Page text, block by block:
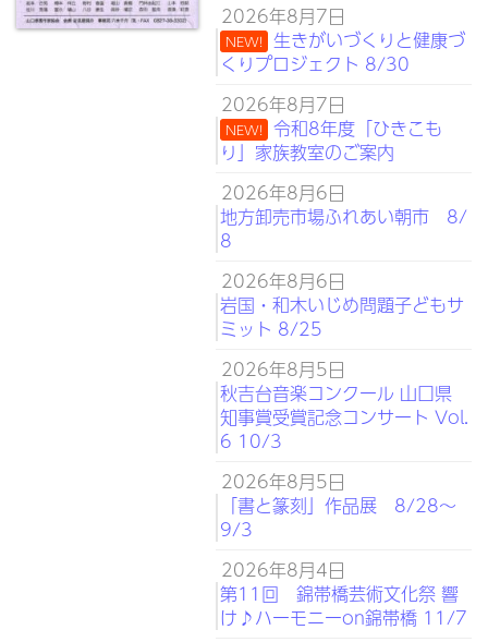
2026年8月7日
NEW! 生きがいづくりと健康づ
くりプロジェクト 8/30
2026年8月7日
NEW! 令和8年度「ひきこも
り」家族教室のご案内
2026年8月6日
地方卸売市場ふれあい朝市 8/
8
2026年8月6日
岩国・和木いじめ問題子どもサ
ミット 8/25
2026年8月5日
秋吉台音楽コンクール 山口県
知事賞受賞記念コンサート Vol.
6 10/3
2026年8月5日
「書と篆刻」作品展 8/28～
9/3
2026年8月4日
第11回 錦帯橋芸術文化祭 響
け♪ハーモニーon錦帯橋 11/7